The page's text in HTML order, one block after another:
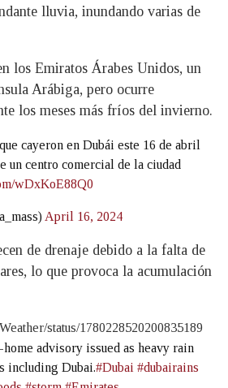
lluvia, inundando varias de
los Emiratos Árabes Unidos, un
Arábiga, pero ocurre
los meses más fríos del invierno.
cayeron en Dubái este 16 de abril
un centro comercial de la ciudad
wDxKoE88Q0
April 16, 2024
de drenaje debido a la falta de
lo que provoca la acumulación
status/1780228520200835189
home advisory issued as heavy rain
including Dubai.#Dubai #dubairains